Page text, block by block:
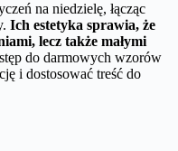
na niedzielę, łącząc
Ich estetyka sprawia, że
lecz także małymi
do darmowych wzorów
i dostosować treść do